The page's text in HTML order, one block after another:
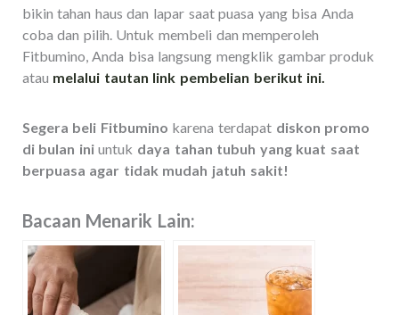
bikin tahan haus dan lapar saat puasa yang bisa Anda
coba dan pilih. Untuk membeli dan memperoleh
Fitbumino, Anda bisa langsung mengklik gambar produk
atau melalui tautan link pembelian berikut ini.
Segera beli Fitbumino karena terdapat diskon promo
di bulan iniuntuk daya tahan tubuh yang kuat saat
berpuasa agar tidak mudah jatuh sakit!
Bacaan Menarik Lain: